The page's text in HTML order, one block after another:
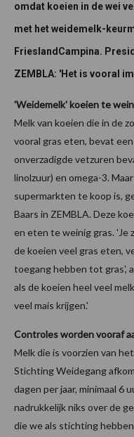
omdat koeien in de wei
met het weidemelk-
FrieslandCampina.
ZEMBLA: 'Het is vooral
'Weidemelk' koeien te
Melk van koeien die in de
vooral gras eten, bevat
onverzadigde vetzuren
linolzuur) en omega-3.
supermarkten te koop is,
Baars in ZEMBLA. Deze
en eten te weinig gras. 'Je
de koeien veel gras eten,
toegang hebben tot gras',
als de koeien heel veel
veel mais krijgen.'
Controles worden vooraf
Melk die is voorzien van
Stichting Weidegang
dagen per jaar, minimaal 6
nadrukkelijk niks over de
die we als stichting